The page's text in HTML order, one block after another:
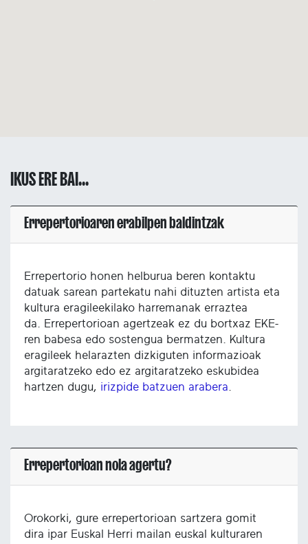
IKUS ERE BAI...
Errepertorioaren erabilpen baldintzak
Errepertorio honen helburua beren kontaktu
datuak sarean partekatu nahi dituzten artista eta
kultura eragileekilako harremanak erraztea
da. Errepertorioan agertzeak ez du bortxaz EKE-
ren babesa edo sostengua bermatzen. Kultura
eragileek helarazten dizkiguten informazioak
argitaratzeko edo ez argitaratzeko eskubidea
hartzen dugu, irizpide batzuen arabera
Errepertorioan nola agertu?
Orokorki, gure errepertorioan sartzera gomit
dira ipar Euskal Herri mailan euskal kulturaren